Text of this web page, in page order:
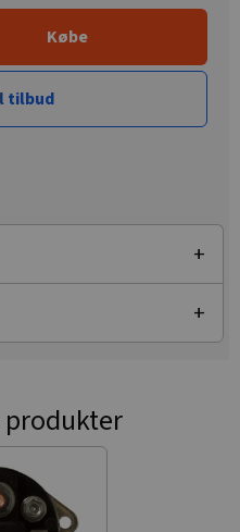
Købe
tilbud
produkter